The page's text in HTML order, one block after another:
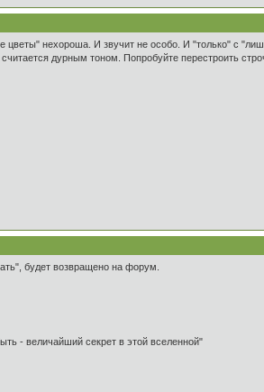
цветы" нехороша. И звучит не особо. И "только" с
дурным тоном. Попробуйте перестроить
будет возвращено на форум.
- величайший секрет в этой вселенной"